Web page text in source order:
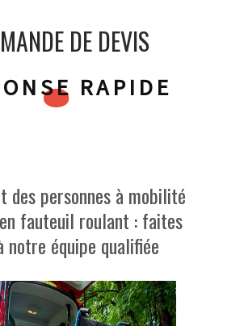
DE DEVIS
RAPIDE
des personnes à mobilité
fauteuil roulant : faites
notre équipe qualifiée